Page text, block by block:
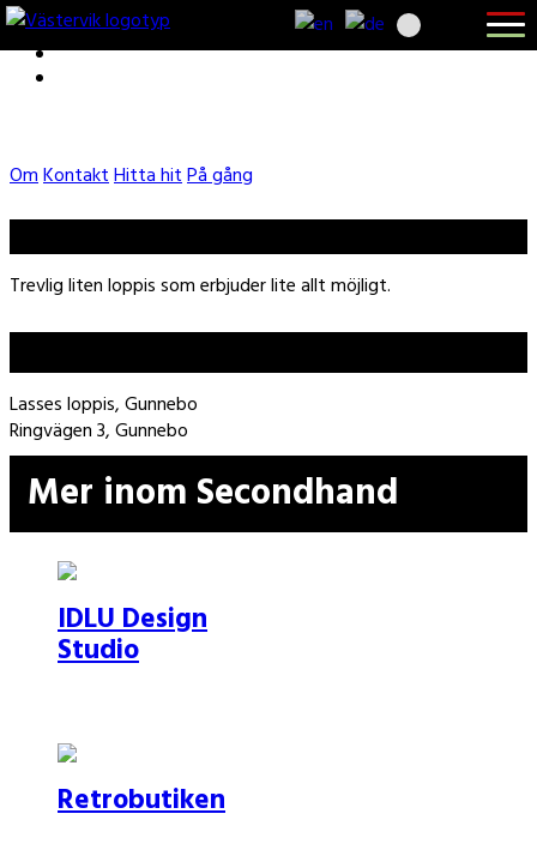
Hoppa
till
Skip
Öppna
menyn
OmKontaktHitta hitPå gång
Trevlig liten loppis som erbjuder lite allt möjligt.
Lasses loppis, Gunnebo
Ringvägen 3, Gunnebo
Mer inom Secondhand
IDLU Design
Studio
Retrobutiken